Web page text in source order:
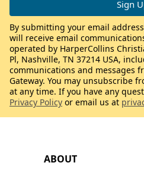
ABOUT
By submitting your email
will receive email
operated by HarperCollins
Pl, Nashville, TN 37214 USA,
communications and messages
Gateway. You may unsubscribe
at any time. If you have any
Privacy Policy or email us at